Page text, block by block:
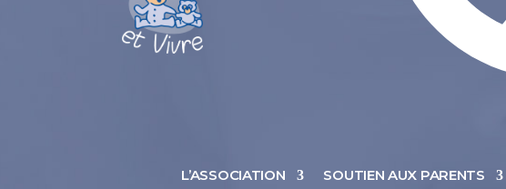
L’ASSOCIATION SOUTIEN AUX PARENTS